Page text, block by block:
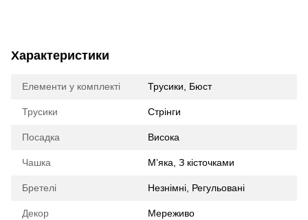
Характеристики
Елементи у комплекті Трусики, Бюст
Трусики Стрінги
Посадка Висока
Чашка Мʼяка, З кісточками
Бретелі Незнімні, Регульовані
Декор Мереживо